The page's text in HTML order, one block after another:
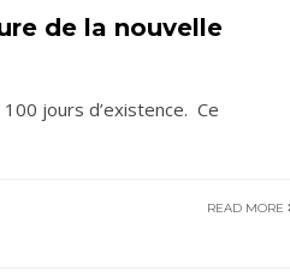
de la nouvelle
jours d’existence. Ce
READ MORE